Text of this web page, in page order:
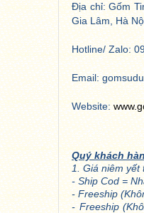
Địa chỉ: Gốm
Gia Lâm, Hà
Hotline/ Zalo:
Email:
Website:
Quý khách
1. Giá niêm yết
- Ship Cod =
- Freeship
- Freeship